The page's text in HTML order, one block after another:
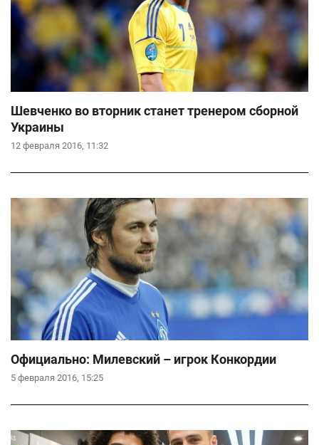
12 февраля 2016, 11:32
Шевченко во вторник станет тренером сборной
Украины
5 февраля 2016, 15:25
Официально: Милевский – игрок Конкордии